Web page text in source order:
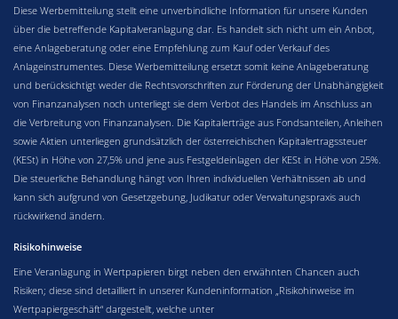
Diese Werbemitteilung stellt eine unverbindliche Information für unsere Kunden
über die betreffende Kapitalveranlagung dar. Es handelt sich nicht um ein Anbot,
eine Anlageberatung oder eine Empfehlung zum Kauf oder Verkauf des
Anlageinstrumentes. Diese Werbemitteilung ersetzt somit keine Anlageberatung
und berücksichtigt weder die Rechtsvorschriften zur Förderung der Unabhängigkeit
von Finanzanalysen noch unterliegt sie dem Verbot des Handels im Anschluss an
die Verbreitung von Finanzanalysen. Die Kapitalerträge aus Fondsanteilen, Anleihen
sowie Aktien unterliegen grundsätzlich der österreichischen Kapitalertragssteuer
(KESt) in Höhe von 27,5% und jene aus Festgeldeinlagen der KESt in Höhe von 25%.
Die steuerliche Behandlung hängt von Ihren individuellen Verhältnissen ab und
kann sich aufgrund von Gesetzgebung, Judikatur oder Verwaltungspraxis auch
rückwirkend ändern.
Risikohinweise
Eine Veranlagung in Wertpapieren birgt neben den erwähnten Chancen auch
Risiken; diese sind detailliert in unserer Kundeninformation „Risikohinweise im
Wertpapiergeschäft“ dargestellt, welche unter